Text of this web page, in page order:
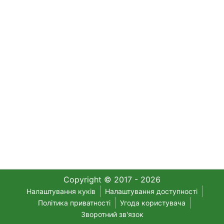
Copyright © 2017 - 2026
Налаштування куків
Налаштування доступності
Політика приватності
Угода користувача
Зворотний зв'язок